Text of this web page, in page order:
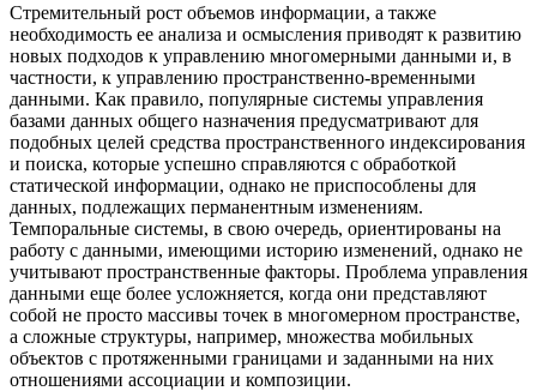
Стремительный рост объемов информации, а также
необходимость ее анализа и осмысления приводят к развитию
новых подходов к управлению многомерными данными и, в
частности, к управлению пространственно-временными
данными. Как правило, популярные системы управления
базами данных общего назначения предусматривают для
подобных целей средства пространственного индексирования
и поиска, которые успешно справляются с обработкой
статической информации, однако не приспособлены для
данных, подлежащих перманентным изменениям.
Темпоральные системы, в свою очередь, ориентированы на
работу с данными, имеющими историю изменений, однако не
учитывают пространственные факторы. Проблема управления
данными еще более усложняется, когда они представляют
собой не просто массивы точек в многомерном пространстве,
а сложные структуры, например, множества мобильных
объектов с протяженными границами и заданными на них
отношениями ассоциации и композиции.